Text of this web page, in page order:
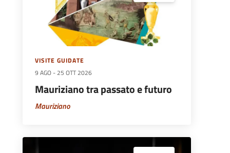
VISITE GUIDATE
9 AGO -25 OTT 2026
Mauriziano tra passato e futuro
Mauriziano